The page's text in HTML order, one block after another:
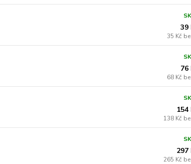
39
35 Kč
76
68 Kč
154
138 Kč
297
265 Kč